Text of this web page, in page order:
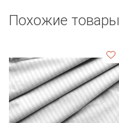
Похожие товары